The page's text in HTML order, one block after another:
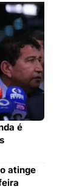
é
atinge